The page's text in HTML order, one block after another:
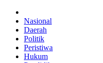
Nasional
Daerah
Politik
Peristiwa
Hukum